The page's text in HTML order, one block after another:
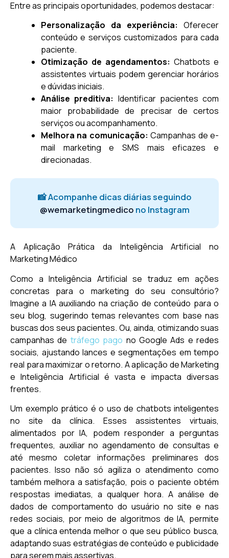
Entre as principais oportunidades, podemos destacar:
Personalização da experiência: Oferecer
conteúdo e serviços customizados para cada
paciente.
Otimização de agendamentos: Chatbots e
assistentes virtuais podem gerenciar horários
e dúvidas iniciais.
Análise preditiva: Identificar pacientes com
maior probabilidade de precisar de certos
serviços ou acompanhamento.
Melhora na comunicação: Campanhas de e-
mail marketing e SMS mais eficazes e
direcionadas.
📸 Acompanhe dicas diárias seguindo
@wemarketingmedico no Instagram
A Aplicação Prática da Inteligência Artificial no
Marketing Médico
Como a Inteligência Artificial se traduz em ações
concretas para o marketing do seu consultório?
Imagine a IA auxiliando na criação de conteúdo para o
seu blog, sugerindo temas relevantes com base nas
buscas dos seus pacientes. Ou, ainda, otimizando suas
campanhas de tráfego pago no Google Ads e redes
sociais, ajustando lances e segmentações em tempo
real para maximizar o retorno. A aplicação de Marketing
e Inteligência Artificial é vasta e impacta diversas
frentes.
Um exemplo prático é o uso de chatbots inteligentes
no site da clínica. Esses assistentes virtuais,
alimentados por IA, podem responder a perguntas
frequentes, auxiliar no agendamento de consultas e
até mesmo coletar informações preliminares dos
pacientes. Isso não só agiliza o atendimento como
também melhora a satisfação, pois o paciente obtém
respostas imediatas, a qualquer hora. A análise de
dados de comportamento do usuário no site e nas
redes sociais, por meio de algoritmos de IA, permite
que a clínica entenda melhor o que seu público busca,
adaptando suas estratégias de conteúdo e publicidade
para serem mais assertivas.